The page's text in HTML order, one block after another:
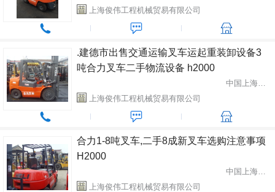
上海俊伟工程机械贸易有限公司
.建德市出售交通运输叉车运起重装卸设备3
吨合力叉车二手物流设备 h2000
中国上海市闵行区
上海俊伟工程机械贸易有限公司
合力1-8吨叉车,二手8成新叉车选购注意事项
H2000
中国上海市闵行区
上海俊伟工程机械贸易有限公司